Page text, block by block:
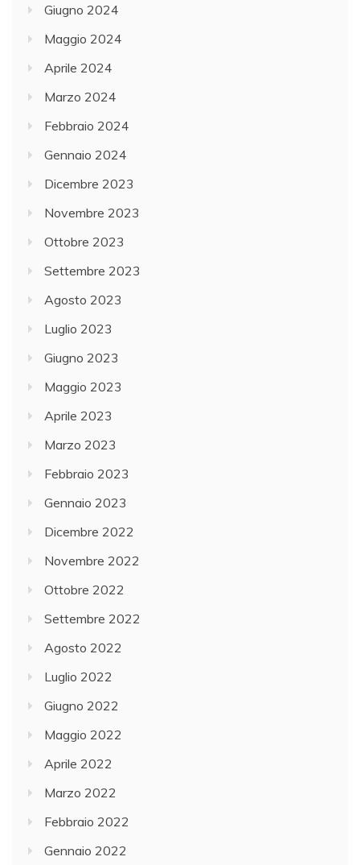
Giugno 2024
Maggio 2024
Aprile 2024
Marzo 2024
Febbraio 2024
Gennaio 2024
Dicembre 2023
Novembre 2023
Ottobre 2023
Settembre 2023
Agosto 2023
Luglio 2023
Giugno 2023
Maggio 2023
Aprile 2023
Marzo 2023
Febbraio 2023
Gennaio 2023
Dicembre 2022
Novembre 2022
Ottobre 2022
Settembre 2022
Agosto 2022
Luglio 2022
Giugno 2022
Maggio 2022
Aprile 2022
Marzo 2022
Febbraio 2022
Gennaio 2022